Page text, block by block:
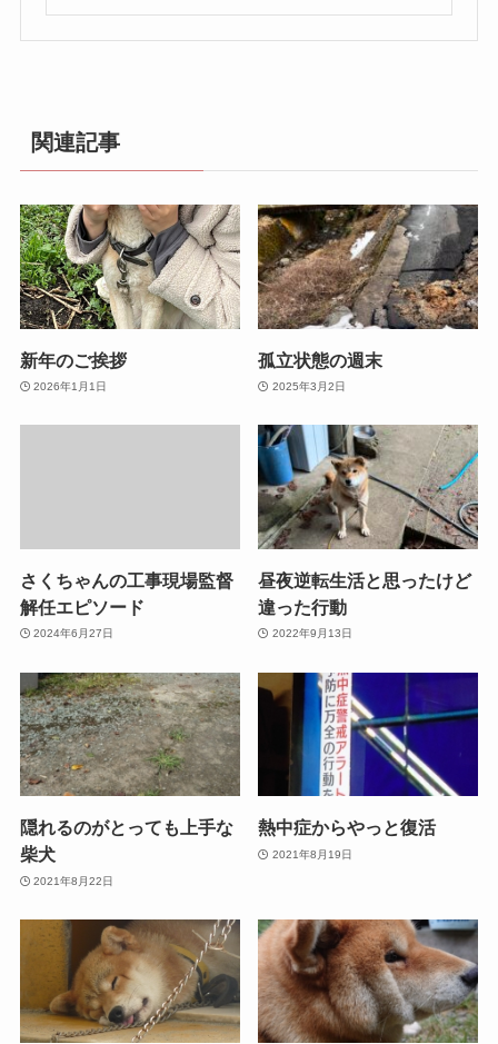
関連記事
新年のご挨拶
2026年1月1日
孤立状態の週末
2025年3月2日
さくちゃんの工事現場監督
解任エピソード
2024年6月27日
昼夜逆転生活と思ったけど
違った行動
2022年9月13日
隠れるのがとっても上手な
柴犬
2021年8月22日
熱中症からやっと復活
2021年8月19日